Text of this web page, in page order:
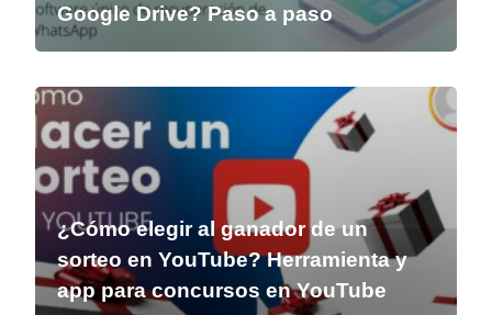
Google Drive? Paso a paso
¿Cómo elegir al ganador de un
sorteo en YouTube? Herramienta y
app para concursos en YouTube